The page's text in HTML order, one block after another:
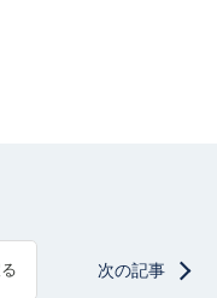
次の記事